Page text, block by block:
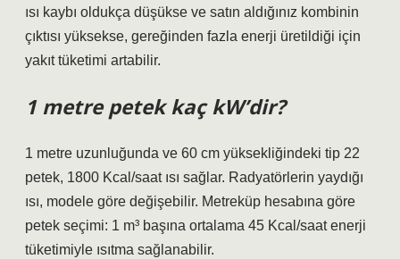
ısı kaybı oldukça düşükse ve satın aldığınız kombinin
çıktısı yüksekse, gereğinden fazla enerji üretildiği için
yakıt tüketimi artabilir.
1 metre petek kaç kW’dir?
1 metre uzunluğunda ve 60 cm yüksekliğindeki tip 22
petek, 1800 Kcal/saat ısı sağlar. Radyatörlerin yaydığı
ısı, modele göre değişebilir. Metreküp hesabına göre
petek seçimi: 1 m³ başına ortalama 45 Kcal/saat enerji
tüketimiyle ısıtma sağlanabilir.